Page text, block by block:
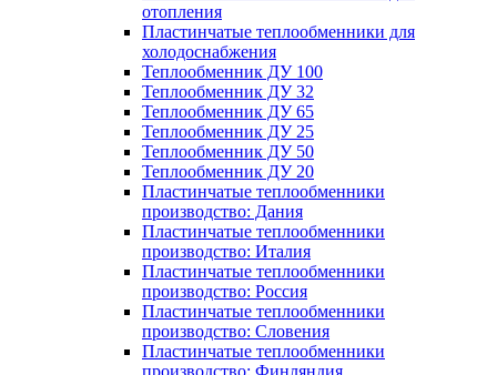
отопления
Пластинчатые теплообменники для
холодоснабжения
Теплообменник ДУ 100
Теплообменник ДУ 32
Теплообменник ДУ 65
Теплообменник ДУ 25
Теплообменник ДУ 50
Теплообменник ДУ 20
Пластинчатые теплообменники
производство: Дания
Пластинчатые теплообменники
производство: Италия
Пластинчатые теплообменники
производство: Россия
Пластинчатые теплообменники
производство: Словения
Пластинчатые теплообменники
производство: Финляндия